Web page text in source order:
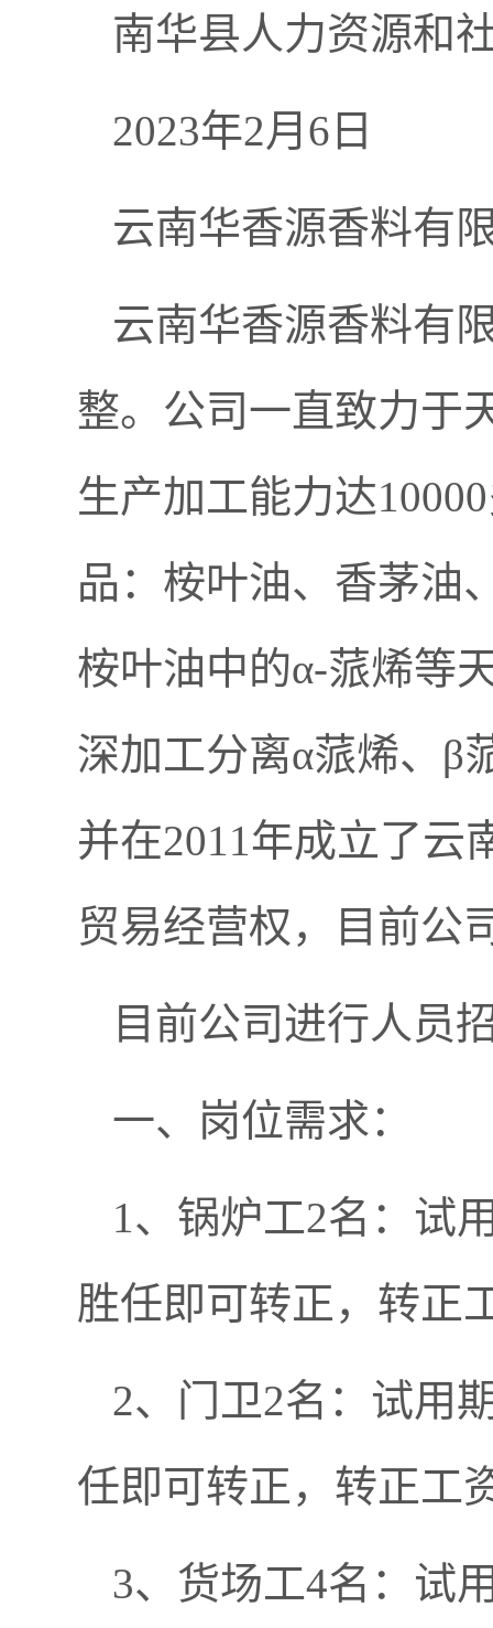
南华县人力资源和
2023年2月6日
云南华香源香料有
云南华香源香料有
整。公司一直致力于
生产加工能力达
品：桉叶油、香茅油
桉叶油中的α-蒎烯等
深加工分离α蒎烯、β
并在2011年成立了云
贸易经营权，目前公
目前公司进行人员
一、岗位需求：
1、锅炉工2名：试
胜任即可转正，转正
2、门卫2名：试用
任即可转正，转正工
3、货场工4名：试